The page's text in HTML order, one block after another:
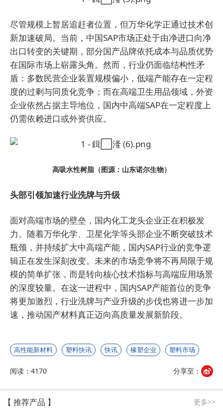
尽管规模上暂居追赶者位置，但万华化学正通过技术创
新加速破局。当前，中国SAP市场正处于由净进口向净
出口转变的关键期，部分国产品牌依托成本与品质优势
在国际市场上崭露头角。然而，行业仍面临结构性矛
盾：多数民营企业装置规模偏小，低端产能存在一定程
度的过剩与同质化竞争；而在高端卫生用品领域，外资
企业依然占据主导地位，国内中高端SAP在一定程度上
仍需依赖进口或外资供应。
高吸水性树脂（图源：山东诺尔生物）
头部引领加速行业洗牌与升级
面对高端市场的壁垒，国内化工龙头企业正在积极发
力。随着万华化学、卫星化学等头部企业不断突破技术
瓶颈，并持续扩大中高端产能，国内SAP行业的竞争逻
辑正在发生深刻改变。未来的市场竞争将不再局限于规
模的简单扩张，而是转向核心技术指标与高端应用场景
的深度较量。在这一进程中，国内SAP产能首位的竞争
将更加激烈，行业洗牌与产业升级的步伐也将进一步加
速，推动国产材料真正迈向高质量发展新阶段。
高性能新材料 塑料快讯 快讯 橡塑企业 塑料市场
阅读：4170 分享至：
【 推荐产品 】 更多>>